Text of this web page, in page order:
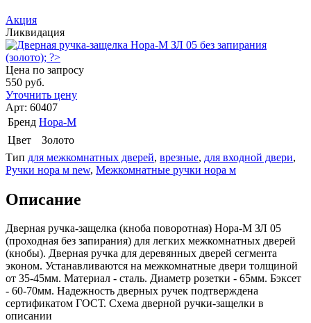
Акция
Ликвидация
Цена по запросу
550 руб.
Уточнить цену
Арт: 60407
Бренд Нора-М
Цвет
Золото
Тип для межкомнатных дверей, врезные, для входной двери,
Ручки нора м new, Межкомнатные ручки нора м
Описание
Дверная ручка-защелка (кноба поворотная) Нора-М ЗЛ 05
(проходная без запирания) для легких межкомнатных дверей
(кнобы). Дверная ручка для деревянных дверей сегмента
эконом. Устанавливаются на межкомнатные двери толщиной
от 35-45мм. Материал - сталь. Диаметр розетки - 65мм. Бэксет
- 60-70мм. Надежность дверных ручек подтверждена
сертификатом ГОСТ. Схема дверной ручки-защелки в
описании